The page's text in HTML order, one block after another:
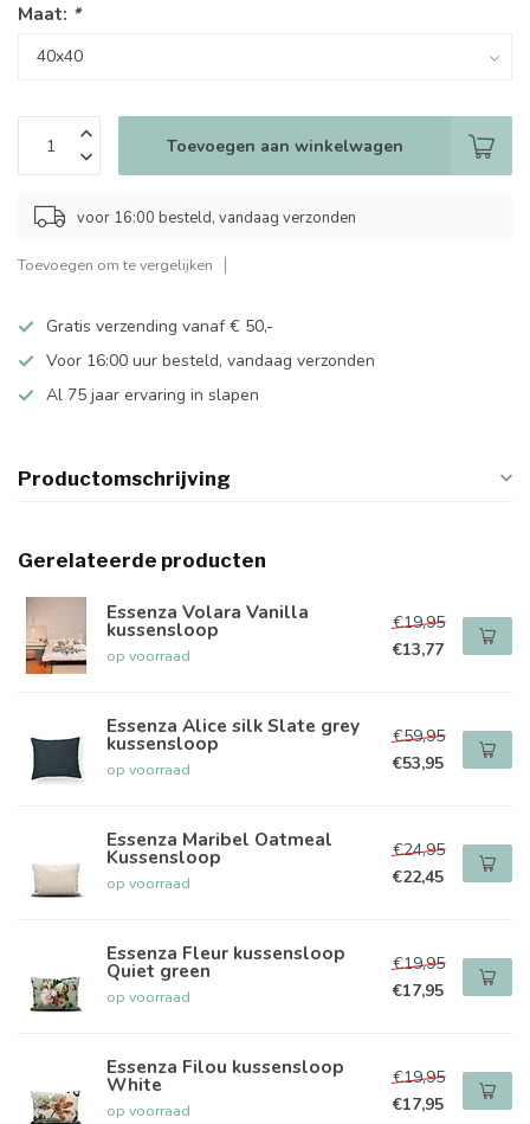
Maat: *
Toevoegen aan winkelwagen
voor 16:00 besteld, vandaag verzonden
Toevoegen om te vergelijken
Gratis verzending vanaf € 50,-
Voor 16:00 uur besteld, vandaag verzonden
Al 75 jaar ervaring in slapen
Productomschrijving
Gerelateerde producten
Essenza Volara Vanilla
kussensloop
op voorraad
€19,95
€13,77
Essenza Alice silk Slate grey
kussensloop
op voorraad
€59,95
€53,95
Essenza Maribel Oatmeal
Kussensloop
op voorraad
€24,95
€22,45
Essenza Fleur kussensloop
Quiet green
op voorraad
€19,95
€17,95
Essenza Filou kussensloop
White
op voorraad
€19,95
€17,95